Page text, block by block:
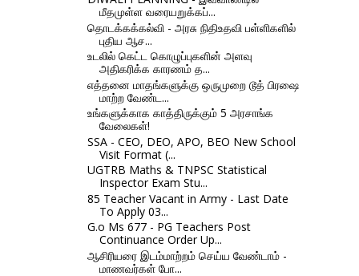
மீதமுள்ள வரையறுக்கப்...
தொடக்கக்கல்வி - அரசு நிதிஉதவி பள்ளிகளில்
புதிய ஆச...
உடலில் கெட்ட கொழுப்புகளின் அளவு
அதிகரிக்க காரணம் த...
எத்தனை மாதங்களுக்கு ஒருமுறை டூத் பிரஷை
மாற்ற வேண்ட...
உங்களுக்காக காத்திருக்கும் 5 அரசாங்க
வேலைகள்!
SSA - CEO, DEO, APO, BEO New School
Visit Format (...
UGTRB Maths & TNPSC Statistical
Inspector Exam Stu...
85 Teacher Vacant in Army - Last Date
To Apply 03...
G.o Ms 677 - PG Teachers Post
Continuance Order Up...
ஆசிரியரை இடம்மாற்றம் செய்ய வேண்டாம் -
மாணவர்கள் போ...